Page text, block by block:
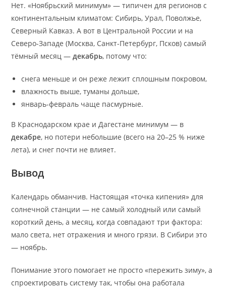
Нет. «Ноябрьский минимум» — типичен для регионов с
континентальным климатом: Сибирь, Урал, Поволжье,
Северный Кавказ. А вот в Центральной России и на
Северо-Западе (Москва, Санкт-Петербург, Псков) самый
тёмный месяц —декабрь, потому что:
снега меньше и он реже лежит сплошным покровом,
влажность выше, туманы дольше,
январь-февраль чаще пасмурные.
В Краснодарском крае и Дагестане минимум — в
декабре, но потери небольшие (всего на 20–25 % ниже
лета), и снег почти не влияет.
Вывод
Календарь обманчив. Настоящая «точка кипения» для
солнечной станции — не самый холодный или самый
короткий день, а месяц, когда совпадают три фактора:
мало света, нет отражения и много грязи. В Сибири это
— ноябрь.
Понимание этого помогает не просто «пережить зиму», а
спроектировать систему так, чтобы она работала